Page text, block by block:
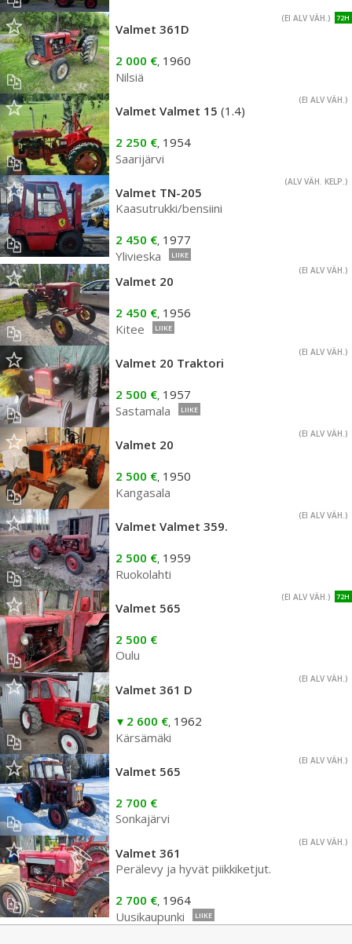
72H
(EI ALV VÄH.)
Valmet 361D
2 000 €, 1960
Nilsiä
(EI ALV VÄH.)
Valmet Valmet 15 (1.4)
2 250 €, 1954
Saarijärvi
(ALV VÄH. KELP.)
Valmet TN-205
Kaasutrukki/bensiini
2 450 €, 1977
Ylivieska
LIIKE
(EI ALV VÄH.)
Valmet 20
2 450 €, 1956
Kitee
LIIKE
(EI ALV VÄH.)
Valmet 20 Traktori
2 500 €, 1957
Sastamala
LIIKE
(EI ALV VÄH.)
Valmet 20
2 500 €, 1950
Kangasala
(EI ALV VÄH.)
Valmet Valmet 359.
2 500 €, 1959
Ruokolahti
72H
(EI ALV VÄH.)
Valmet 565
2 500 €
Oulu
(EI ALV VÄH.)
Valmet 361 D
2 600 €, 1962
Kärsämäki
(EI ALV VÄH.)
Valmet 565
2 700 €
Sonkajärvi
(EI ALV VÄH.)
Valmet 361
Perälevy ja hyvät piikkiketjut.
2 700 €, 1964
Uusikaupunki
LIIKE